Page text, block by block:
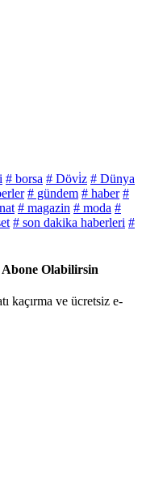
# borsa # Dövi̇z # Dünya
# gündem # haber #
# magazin # moda #
# son dakika haberleri #
Olabilirsin
kaçırma ve ücretsiz e-